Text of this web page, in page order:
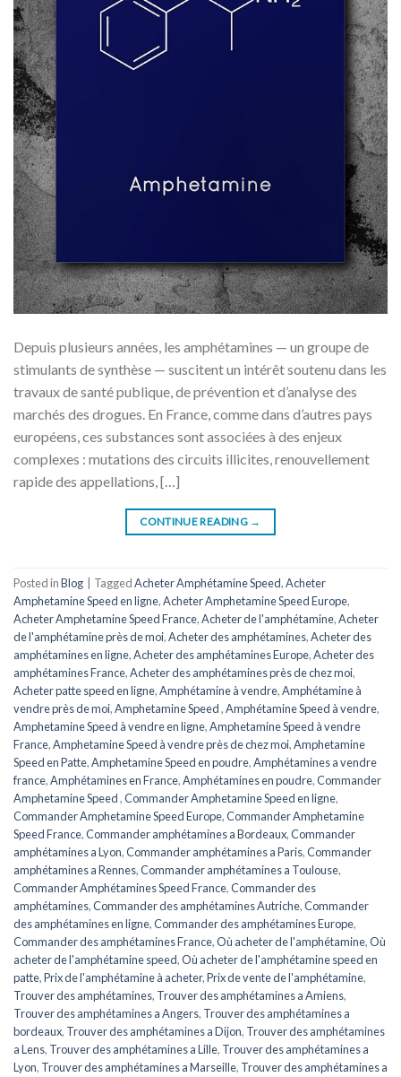
Depuis plusieurs années, les amphétamines — un groupe de
stimulants de synthèse — suscitent un intérêt soutenu dans les
travaux de santé publique, de prévention et d’analyse des
marchés des drogues. En France, comme dans d’autres pays
européens, ces substances sont associées à des enjeux
complexes : mutations des circuits illicites, renouvellement
rapide des appellations, […]
CONTINUE READING →
Posted inBlog TaggedAcheter Amphétamine Speed,Acheter
Amphetamine Speed ​​​​en ligne,Acheter Amphetamine Speed ​​​​Europe,
Acheter Amphetamine Speed ​​​​France,Acheter de l'amphétamine,Acheter
de l'amphétamine près de moi,Acheter des amphétamines,Acheter des
amphétamines en ligne,Acheter des amphétamines Europe,Acheter des
amphétamines France,Acheter des amphétamines près de chez moi,
Acheter patte speed en ligne,Amphétamine à vendre,Amphétamine à
vendre près de moi,Amphetamine Speed ​​​​,Amphétamine Speed ​​​​à vendre,
Amphetamine Speed ​​​​à vendre en ligne,Amphetamine Speed ​​​​à vendre
France,Amphetamine Speed à vendre près de chez moi,Amphetamine
Speed en ​​​​Patte,Amphetamine Speed en poudre,Amphétamines a vendre
france,Amphétamines en France,Amphétamines en poudre,Commander
Amphetamine Speed ​​​​,Commander Amphetamine Speed ​​​​en ligne,
Commander Amphetamine Speed ​​​Europe,Commander Amphetamine
Speed ​​France,Commander amphétamines a Bordeaux,Commander
amphétamines a Lyon,Commander amphétamines a Paris,Commander
amphétamines a Rennes,Commander amphétamines a Toulouse,
Commander Amphétamines Speed ​​France,Commander des
amphétamines,Commander des amphétamines Autriche,Commander
des amphétamines en ligne,Commander des amphétamines Europe,
Commander des amphétamines France,Où acheter de l'amphétamine,Où
acheter de l'amphétamine speed,Où acheter de l'amphétamine speed en
patte,Prix de l'amphétamine à acheter,Prix de vente de l'amphétamine,
Trouver des amphétamines, Trouver des amphétamines a Amiens,
Trouver des amphétamines a Angers, Trouver des amphétamines a
bordeaux, Trouver des amphétamines a Dijon, Trouver des amphétamines
a Lens, Trouver des amphétamines a Lille, Trouver des amphétamines a
Lyon, Trouver des amphétamines a Marseille, Trouver des amphétamines a